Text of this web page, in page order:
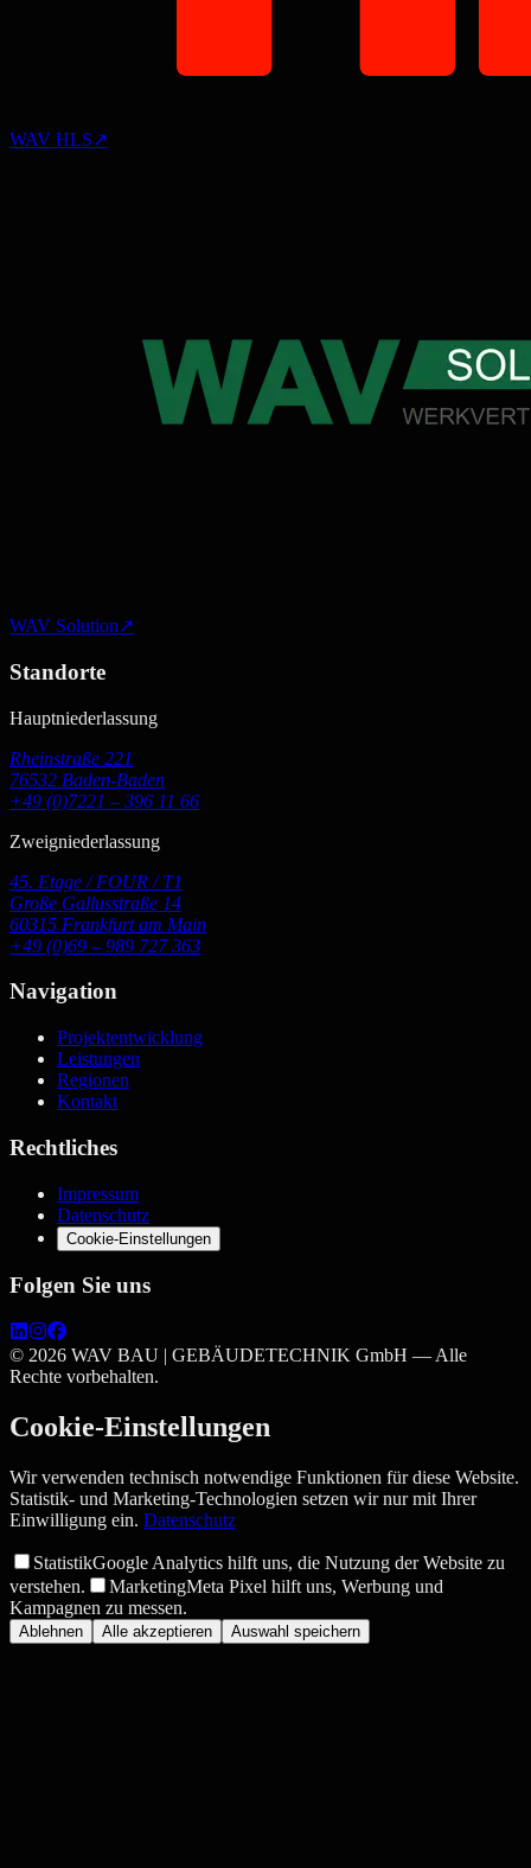
WAV HLS↗
WAV Solution↗
Standorte
Hauptniederlassung
Rheinstraße 221
76532 Baden-Baden
+49 (0)7221 – 396 11 66
Zweigniederlassung
45. Etage / FOUR / T1
Große Gallusstraße 14
60315 Frankfurt am Main
+49 (0)69 – 989 727 363
Navigation
Projektentwicklung
Leistungen
Regionen
Kontakt
Rechtliches
Impressum
Datenschutz
Cookie-Einstellungen
Folgen Sie uns
© 2026 WAV BAU | GEBÄUDETECHNIK GmbH — Alle
Rechte vorbehalten.
Cookie-Einstellungen
Wir verwenden technisch notwendige Funktionen für diese Website.
Statistik- und Marketing-Technologien setzen wir nur mit Ihrer
Einwilligung ein. Datenschutz
StatistikGoogle Analytics hilft uns, die Nutzung der Website zu
verstehen.
MarketingMeta Pixel hilft uns, Werbung und
Kampagnen zu messen.
Ablehnen Alle akzeptieren Auswahl speichern